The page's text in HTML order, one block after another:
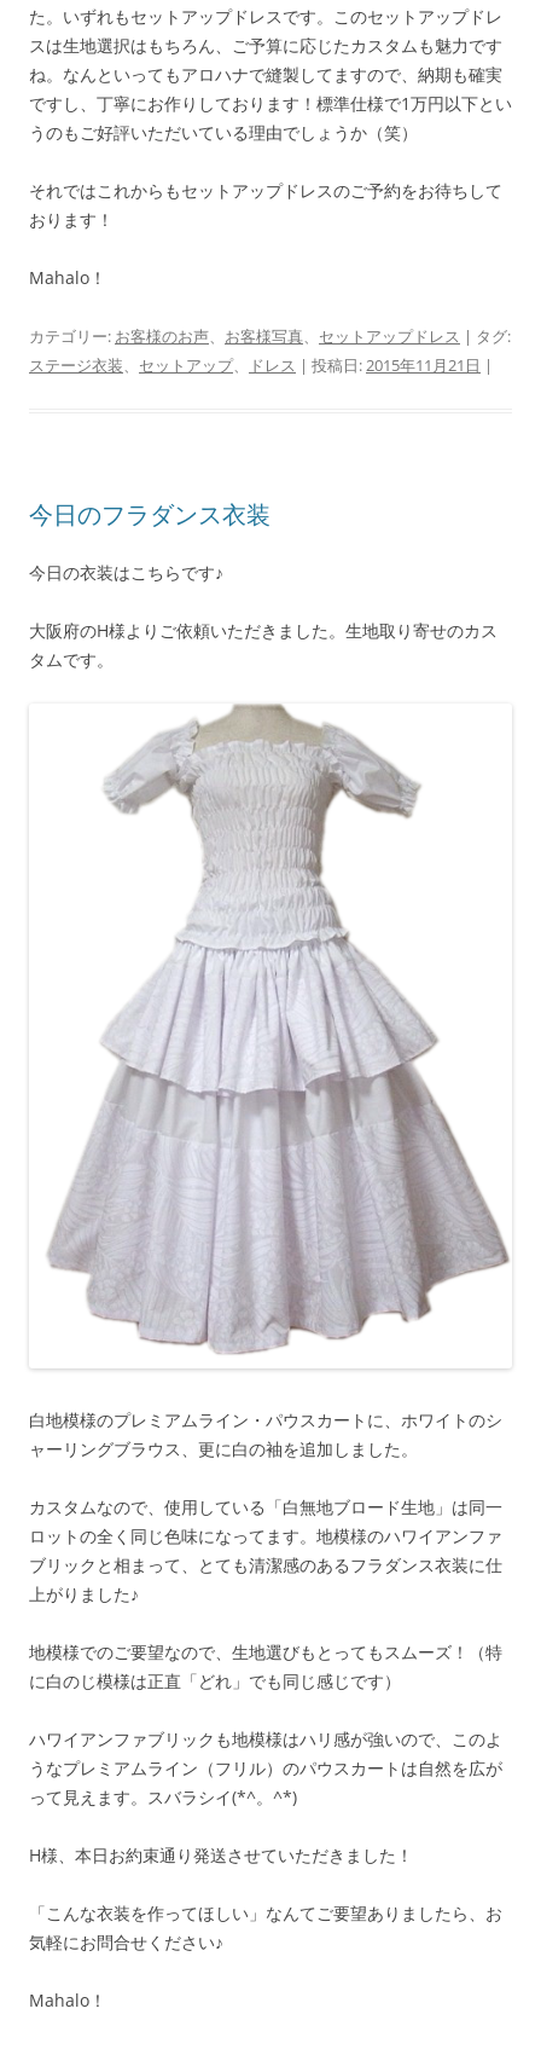
た。いずれもセットアップドレスです。このセットアップドレ
スは生地選択はもちろん、ご予算に応じたカスタムも魅力です
ね。なんといってもアロハナで縫製してますので、納期も確実
ですし、丁寧にお作りしております！標準仕様で1万円以下とい
うのもご好評いただいている理由でしょうか（笑）
それではこれからもセットアップドレスのご予約をお待ちして
おります！
Mahalo！
カテゴリー: お客様のお声、 お客様写真、 セットアップドレス | タグ:
ステージ衣装、 セットアップ、 ドレス | 投稿日:2015年11月21日 |
今日のフラダンス衣装
今日の衣装はこちらです♪
大阪府のH様よりご依頼いただきました。生地取り寄せのカス
タムです。
白地模様のプレミアムライン・パウスカートに、ホワイトのシ
ャーリングブラウス、更に白の袖を追加しました。
カスタムなので、使用している「白無地ブロード生地」は同一
ロットの全く同じ色味になってます。地模様のハワイアンファ
ブリックと相まって、とても清潔感のあるフラダンス衣装に仕
上がりました♪
地模様でのご要望なので、生地選びもとってもスムーズ！（特
に白のじ模様は正直「どれ」でも同じ感じです）
ハワイアンファブリックも地模様はハリ感が強いので、このよ
うなプレミアムライン（フリル）のパウスカートは自然を広が
って見えます。スバラシイ(*^。^*)
H様、本日お約束通り発送させていただきました！
「こんな衣装を作ってほしい」なんてご要望ありましたら、お
気軽にお問合せください♪
Mahalo！